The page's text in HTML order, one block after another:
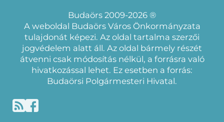
Budaörs 2009-2026 ®
A weboldal Budaörs Város Önkormányzata
tulajdonát képezi. Az oldal tartalma szerzői
jogvédelem alatt áll. Az oldal bármely részét
átvenni csak módosítás nélkül, a forrásra való
hivatkozással lehet. Ez esetben a forrás:
Budaörsi Polgármesteri Hivatal.